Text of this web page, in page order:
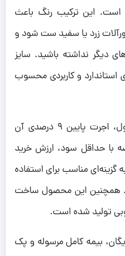
این ترکیب رنگ باعث
زرد یا سفید ست شود و
دیگر نداشته باشید. سایز
استاندارد و کاربردی محسوب
از دیگر مزیت‌های مهم این محصول، اجرت پایین 9 درصدی آن
با حداقل سود، ارزش خرید
گزینه‌ای مناسب برای استفاده
همچنین این محصول ساخت
تولید شده است.
بیمه کامل مرسوله و پک